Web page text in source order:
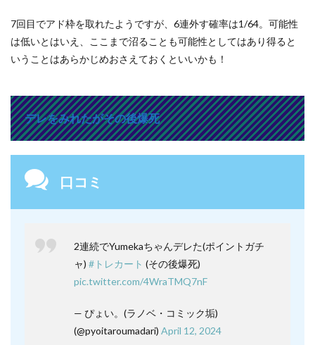
7回目でアド枠を取れたようですが、6連外す確率は1/64。可能性
は低いとはいえ、ここまで沼ることも可能性としてはあり得ると
いうことはあらかじめおさえておくといいかも！
デレをみれたがその後爆死
口コミ
2連続でYumekaちゃんデレた(ポイントガチ
ャ) #トレカート (その後爆死)
pic.twitter.com/4WraTMQ7nF
— ぴょい。(ラノベ・コミック垢)
(@pyoitaroumadari) April 12, 2024